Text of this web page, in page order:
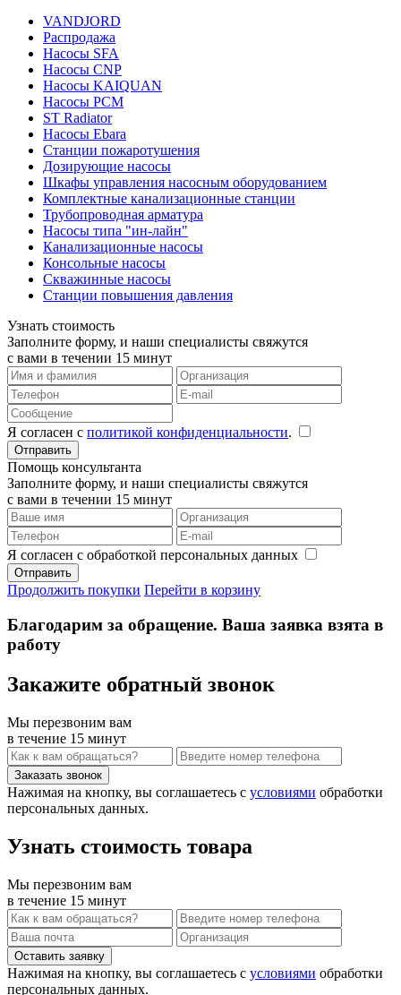
VANDJORD
Распродажа
Насосы SFA
Насосы CNP
Насосы KAIQUAN
Насосы PCM
ST Radiator
Насосы Ebara
Станции пожаротушения
Дозирующие насосы
Шкафы управления насосным оборудованием
Комплектные канализационные станции
Трубопроводная арматура
Насосы типа "ин-лайн"
Канализационные насосы
Консольные насосы
Скважинные насосы
Станции повышения давления
Узнать стоимость
Заполните форму, и наши специалисты свяжутся
с вами в течении 15 минут
Я согласен с политикой конфиденциальности.
Помощь консультанта
Заполните форму, и наши специалисты свяжутся
с вами в течении 15 минут
Я согласен с обработкой персональных данных
Продолжить покупки Перейти в корзину
Благодарим за обращение. Ваша заявка взята в
работу
Закажите обратный звонок
Мы перезвоним вам
в течение 15 минут
Нажимая на кнопку, вы соглашаетесь с условиями обработки
персональных данных.
Узнать стоимость товара
Мы перезвоним вам
в течение 15 минут
Нажимая на кнопку, вы соглашаетесь с условиями обработки
персональных данных.